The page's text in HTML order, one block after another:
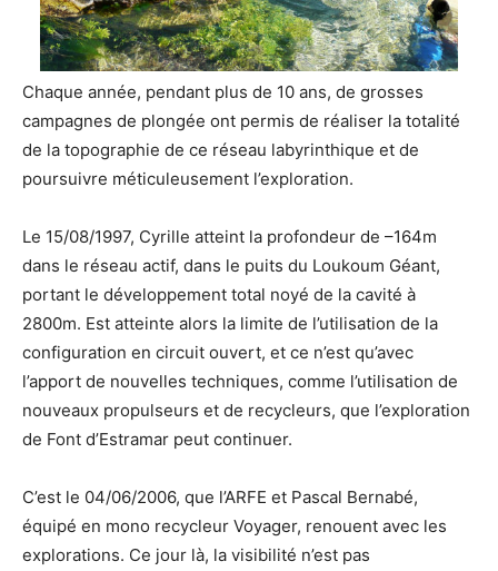
Chaque année, pendant plus de 10 ans, de grosses
campagnes de plongée ont permis de réaliser la totalité
de la topographie de ce réseau labyrinthique et de
poursuivre méticuleusement l’exploration.
Le 15/08/1997, Cyrille atteint la profondeur de –164m
dans le réseau actif, dans le puits du Loukoum Géant,
portant le développement total noyé de la cavité à
2800m. Est atteinte alors la limite de l’utilisation de la
configuration en circuit ouvert, et ce n’est qu’avec
l’apport de nouvelles techniques, comme l’utilisation de
nouveaux propulseurs et de recycleurs, que l’exploration
de Font d’Estramar peut continuer.
C’est le 04/06/2006, que l’ARFE et Pascal Bernabé,
équipé en mono recycleur Voyager, renouent avec les
explorations. Ce jour là, la visibilité n’est pas